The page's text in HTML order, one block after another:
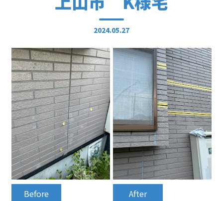
2024.05.27
Before After